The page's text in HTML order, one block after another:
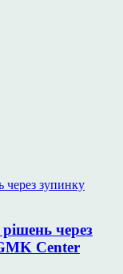
через
Center